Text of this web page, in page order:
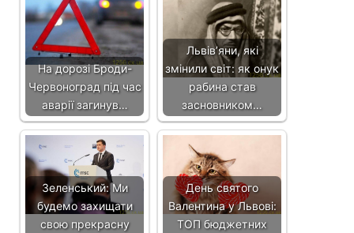
На дорозі Броди-
Червоноград під час
аварії загинув…
Львівʼяни, які
змінили світ: як онук
рабина став
засновником…
Зеленський: Ми
будемо захищати
свою прекрасну
День святого
Валентина у Львові:
ТОП бюджетних